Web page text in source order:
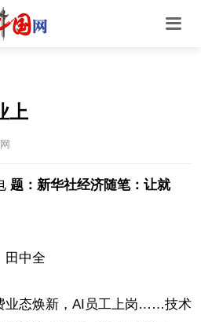
上
题：新华社经济随笔：让就
田中全
业态焕新，AI员工上岗……技术